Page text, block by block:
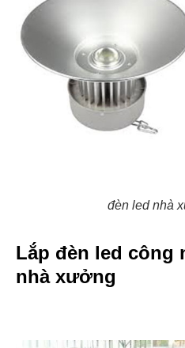
đèn led nhà
Lắp đèn led công
nhà xưởng